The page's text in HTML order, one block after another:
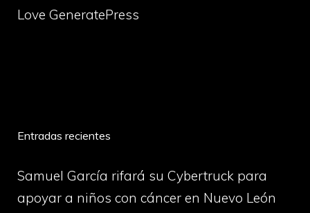
Love GeneratePress
Entradas recientes
Samuel García rifará su Cybertruck para
apoyar a niños con cáncer en Nuevo León